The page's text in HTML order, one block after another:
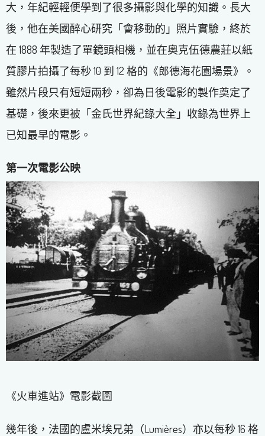
大，年紀輕輕便學到了很多攝影與化學的知識。長大
後，他在美國醉心研究「會移動的」照片實驗，終於
在 1888 年製造了單鏡頭相機，並在奧克伍德農莊以紙
質膠片拍攝了每秒 10 到 12 格的《郎德海花園場景》。
雖然片段只有短短兩秒，卻為日後電影的製作奠定了
基礎，後來更被「金氏世界紀錄大全」收錄為世界上
已知最早的電影。
第一次電影公映
《火車進站》電影截圖
幾年後，法國的盧米埃兄弟（Lumières）亦以每秒 16 格